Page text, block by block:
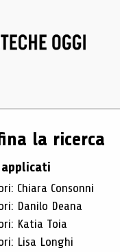
la ricerca
Chiara Consonni
Danilo Deana
Katia Toia
Lisa Longhi